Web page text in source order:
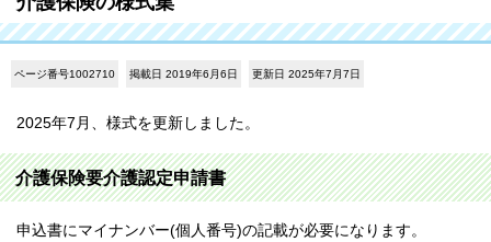
ページ番号1002710 掲載日 2019年6月6日 更新日 2025年7月7日
2025年7月、様式を更新しました。
介護保険要介護認定申請書
申込書にマイナンバー(個人番号)の記載が必要になります。